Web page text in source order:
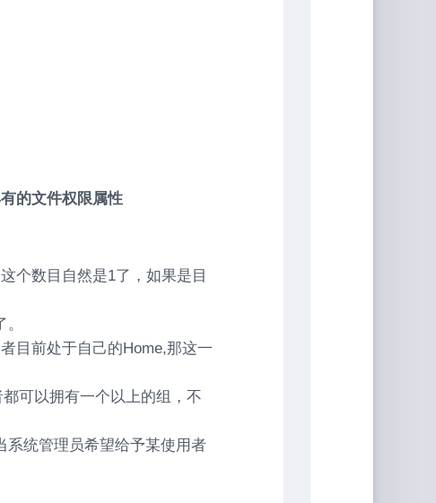
的文件权限属性
个数目自然是1了，如果是目
目前处于自己的Home,那这一
可以拥有一个以上的组，不
系统管理员希望给予某使用者